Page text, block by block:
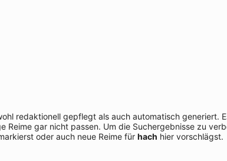
redaktionell gepflegt als auch automatisch generiert.
Reime gar nicht passen. Um die Suchergebnisse zu
oder auch neue Reime für hach hier vorschlägst.